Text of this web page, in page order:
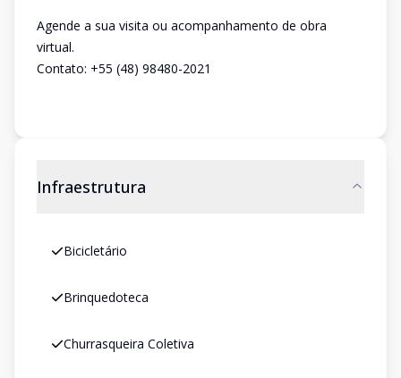
Agende a sua visita ou acompanhamento de obra
virtual.
Contato: +55 (48) 98480-2021
Infraestrutura
Bicicletário
Brinquedoteca
Churrasqueira Coletiva